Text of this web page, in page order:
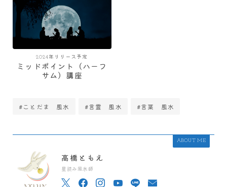
2024年リリース予定
ミッドポイント（ハーフ
サム）講座
#ことだま 風水 #言霊 風水 #言葉 風水
ABOUT ME
高橋ともえ
星読み風水師